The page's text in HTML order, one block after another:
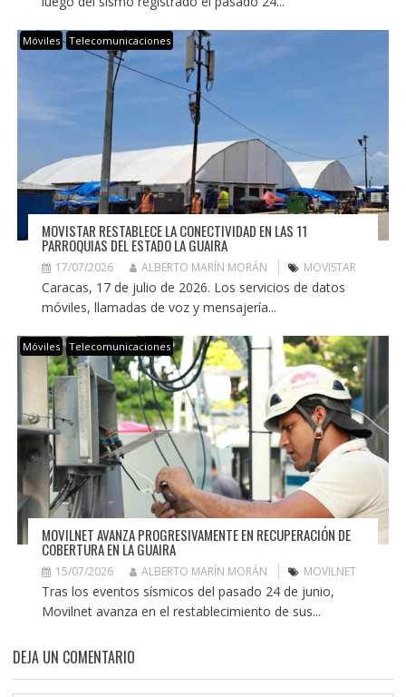
Móviles Telecomunicaciones
MOVISTAR RESTABLECE LA CONECTIVIDAD EN LAS 11
PARROQUIAS DEL ESTADO LA GUAIRA
17/07/2026 ALBERTO MARÍN MORÁN MOVISTAR
Caracas, 17 de julio de 2026. Los servicios de datos
móviles, llamadas de voz y mensajería...
Móviles Telecomunicaciones
MOVILNET AVANZA PROGRESIVAMENTE EN RECUPERACIÓN DE
COBERTURA EN LA GUAIRA
15/07/2026 ALBERTO MARÍN MORÁN MOVILNET
Tras los eventos sísmicos del pasado 24 de junio,
Movilnet avanza en el restablecimiento de sus...
DEJA UN COMENTARIO